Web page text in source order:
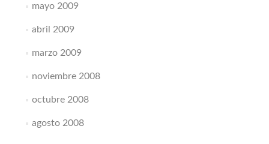
mayo 2009
abril 2009
marzo 2009
noviembre 2008
octubre 2008
agosto 2008